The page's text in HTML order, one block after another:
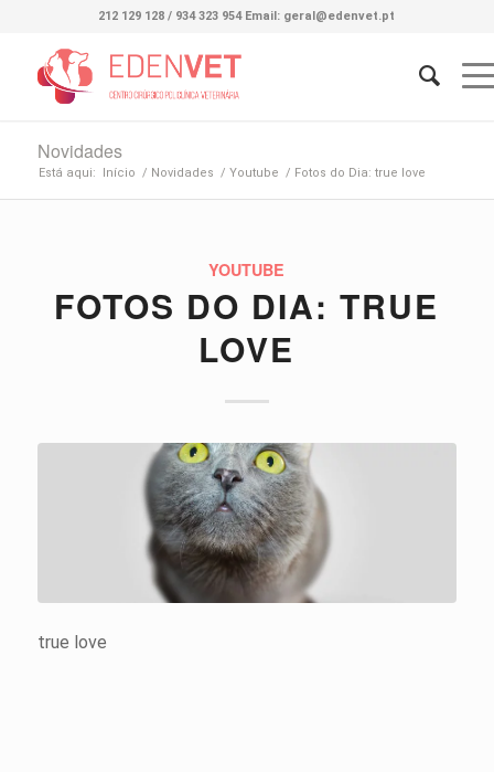
212 129 128 / 934 323 954 Email: geral@edenvet.pt
Novidades
Está aqui: Início / Novidades / Youtube / Fotos do Dia: true love
YOUTUBE
FOTOS DO DIA: TRUE
LOVE
true love